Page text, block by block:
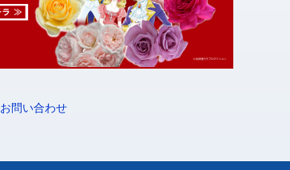
お問い合わせ